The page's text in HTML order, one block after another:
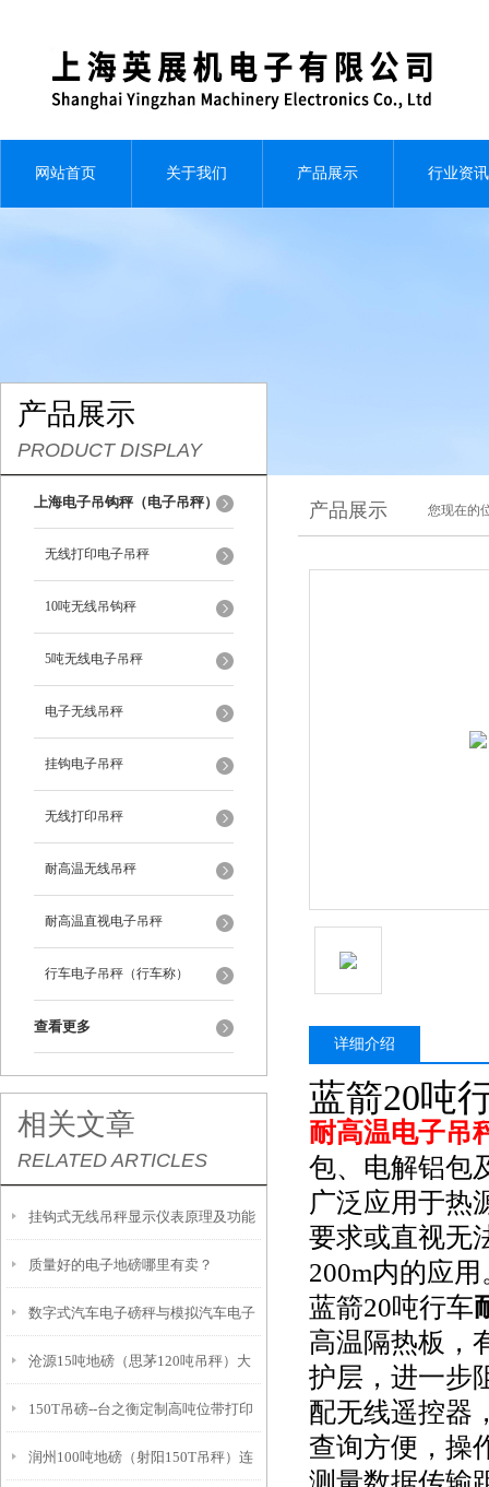
网站首页 关于我们 产品展示 行业资讯
产品展示
PRODUCT DISPLAY
上海电子吊钩秤（电子吊秤）
无线打印电子吊秤
10吨无线吊钩秤
5吨无线电子吊秤
电子无线吊秤
挂钩电子吊秤
无线打印吊秤
耐高温无线吊秤
耐高温直视电子吊秤
行车电子吊秤（行车称）
查看更多
相关文章
RELATED ARTICLES
挂钩式无线吊秤显示仪表原理及功能
质量好的电子地磅哪里有卖？
数字式汽车电子磅秤与模拟汽车电子
磅工作原理区别
沧源15吨地磅（思茅120吨吊秤）大
关轴重秤（漾濞60吨汽车衡维修
150T吊磅--台之衡定制高吨位带打印
吊秤
润州100吨地磅（射阳150T吊秤）连
产品展示 您现在的
详细介绍
蓝箭20吨
耐高温电子吊
包、电解铝包
广泛应用于热
要求或直视无
200m内的应用
蓝箭20吨行车
高温隔热板，
护层，进一步
配无线遥控器
查询方便，操